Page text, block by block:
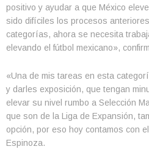
positivo y ayudar a que México
sido difíciles los procesos
categorías, ahora se necesita
elevando el fútbol mexicano»,
«Una de mis tareas en esta
y darles exposición, que tengan
elevar su nivel rumbo a Selección
que son de la Liga de Expansión,
opción, por eso hoy contamos con
Espinoza.